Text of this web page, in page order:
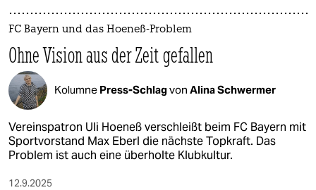
FC Bayern und das Hoeneß-Problem
Ohne Vision aus der Zeit gefallen
Kolumne Press-Schlagvon Alina Schwermer
Vereinspatron Uli Hoeneß verschleißt beim FC Bayern mit
Sportvorstand Max Eberl die nächste Topkraft. Das
Problem ist auch eine überholte Klubkultur.
12.9.2025